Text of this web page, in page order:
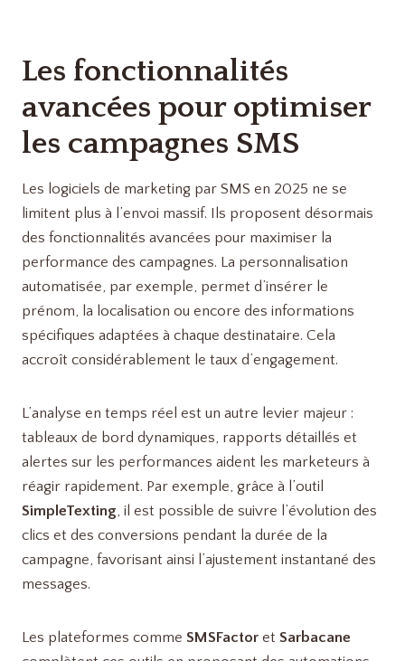
Les fonctionnalités
avancées pour optimiser
les campagnes SMS
Les logiciels de marketing par SMS en 2025 ne se
limitent plus à l’envoi massif. Ils proposent désormais
des fonctionnalités avancées pour maximiser la
performance des campagnes. La personnalisation
automatisée, par exemple, permet d’insérer le
prénom, la localisation ou encore des informations
spécifiques adaptées à chaque destinataire. Cela
accroît considérablement le taux d’engagement.
L’analyse en temps réel est un autre levier majeur :
tableaux de bord dynamiques, rapports détaillés et
alertes sur les performances aident les marketeurs à
réagir rapidement. Par exemple, grâce à l’outil
SimpleTexting, il est possible de suivre l’évolution des
clics et des conversions pendant la durée de la
campagne, favorisant ainsi l’ajustement instantané des
messages.
Les plateformes comme SMSFactor et Sarbacane